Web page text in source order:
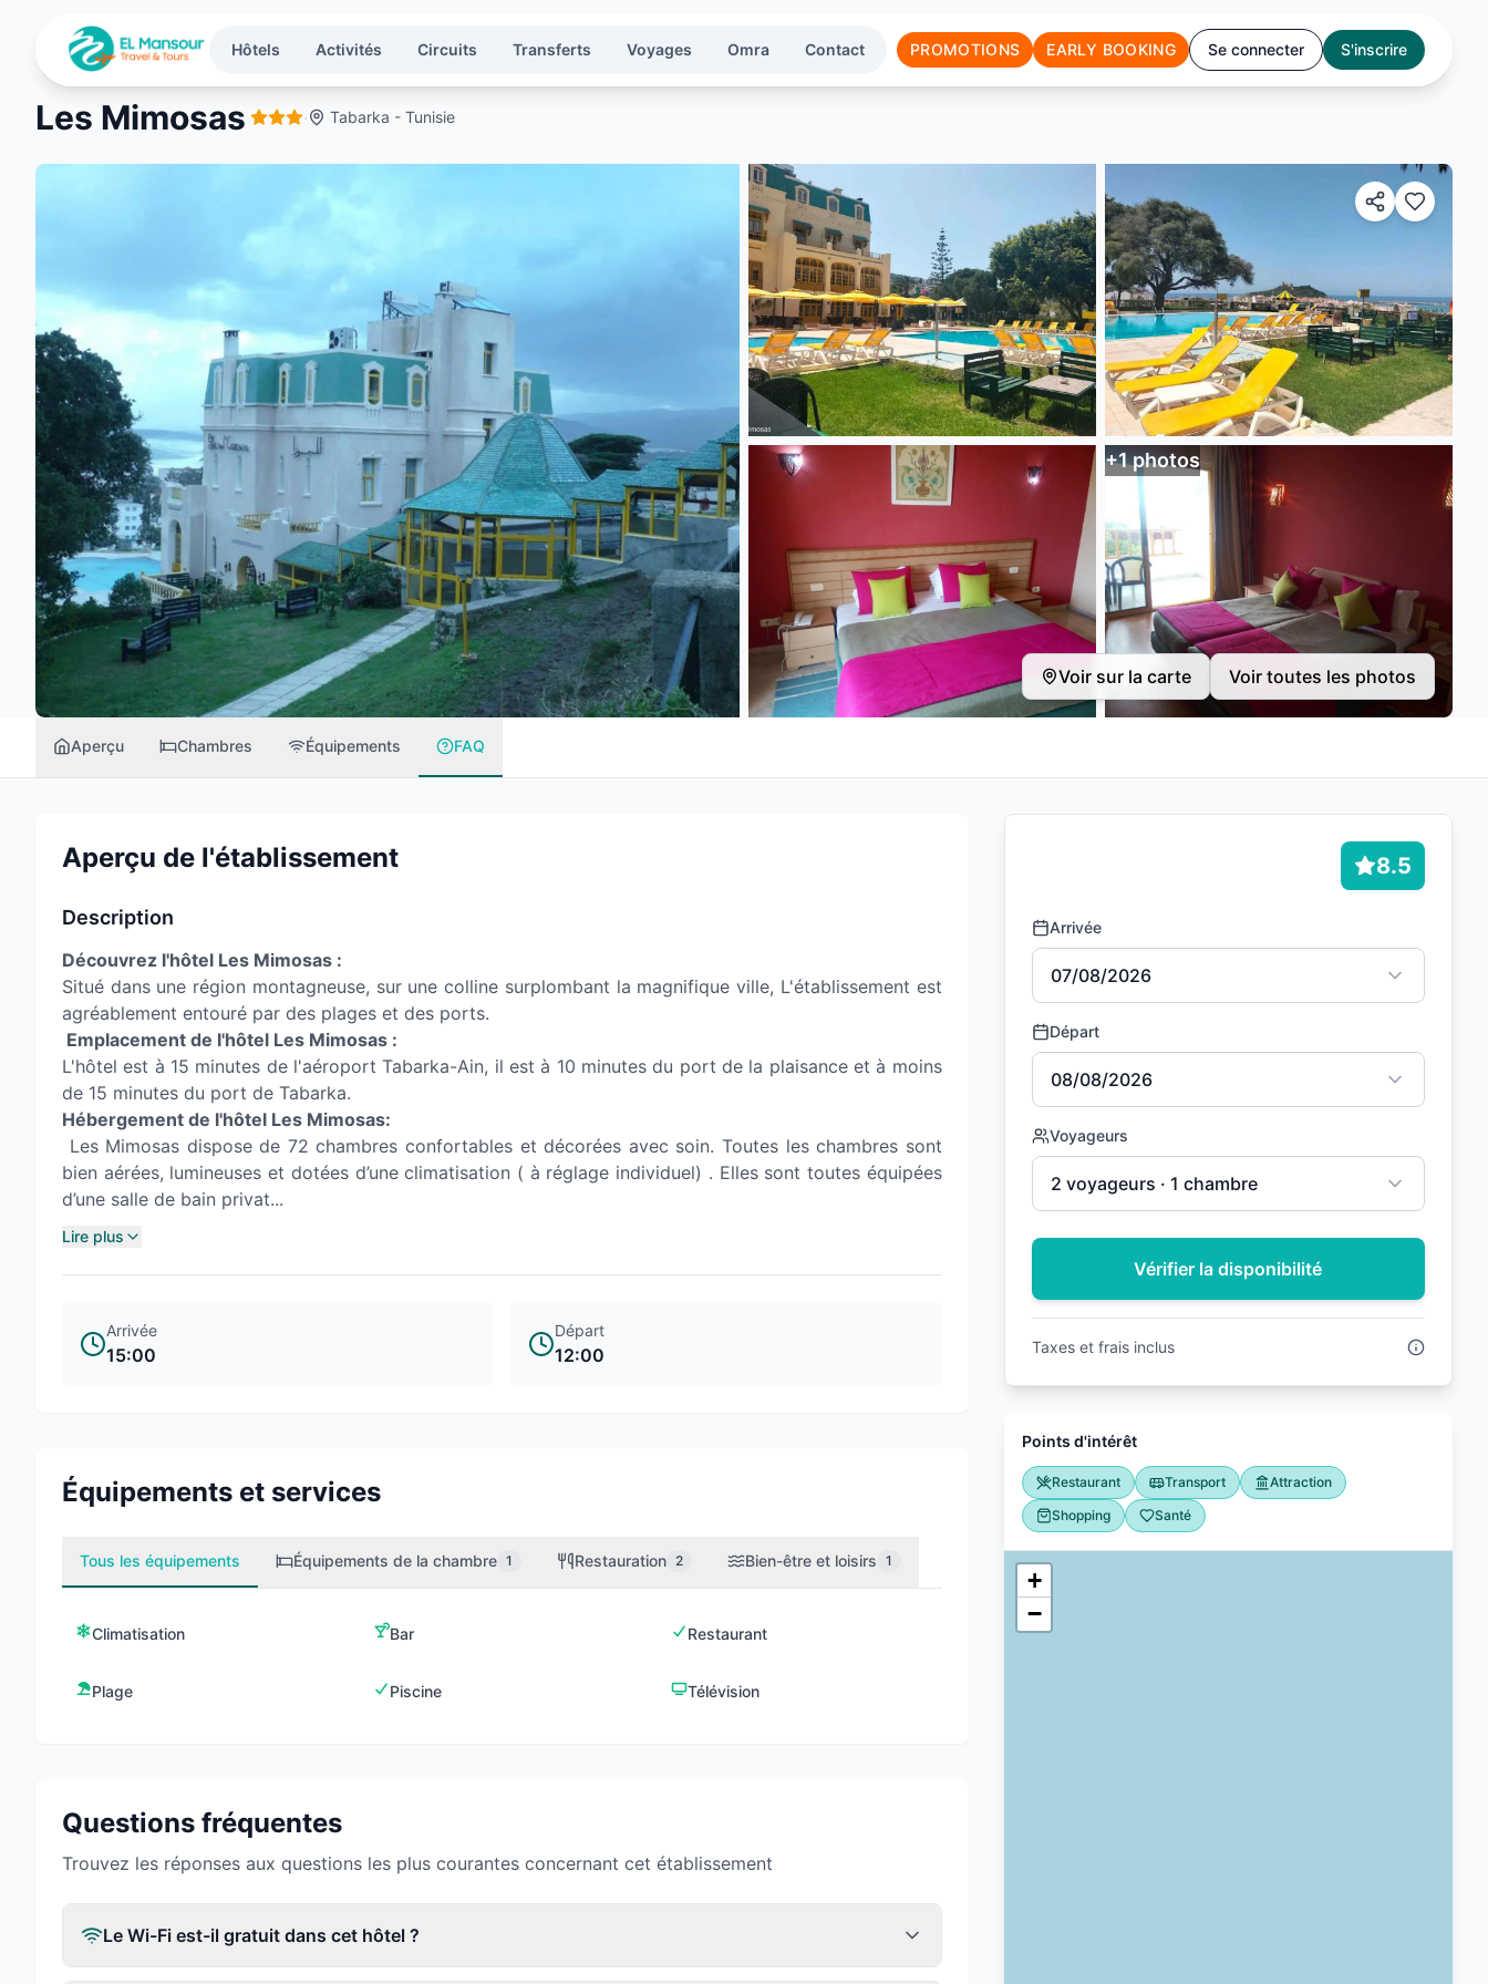
Hôtels Activités Circuits Transferts Voyages Omra Contact PROMOTIONS EARLY BOOKING Se connecter S'inscrire
Les Mimosas · Tabarka - Tunisie
+1photos
Voir sur la carte Voir toutes les photos
Aperçu Chambres Équipements FAQ
Aperçu de l'établissement
Description
Découvrez l'hôtel Les Mimosas :
Situé dans une région montagneuse, sur une colline surplombant la magnifique ville, L'établissement est
agréablement entouré par des plages et des ports.
Emplacement de l'hôtel Les Mimosas :
L'hôtel est à 15 minutes de l'aéroport Tabarka-Ain, il est à 10 minutes du port de la plaisance et à moins
de 15 minutes du port de Tabarka.
Hébergement de l'hôtel Les Mimosas:
Les Mimosas dispose de 72 chambres confortables et décorées avec soin. Toutes les chambres sont
bien aérées, lumineuses et dotées d’une climatisation ( à réglage individuel) . Elles sont toutes équipées
d’une salle de bain privat...
Lire plus
Arrivée
15:00
Départ
12:00
Équipements et services
Tous les équipements Équipements de la chambre 1 Restauration 2 Bien-être et loisirs 1
Climatisation Bar Restaurant
Plage Piscine Télévision
Questions fréquentes
Trouvez les réponses aux questions les plus courantes concernant cet établissement
Le Wi-Fi est-il gratuit dans cet hôtel ?
8.5
Arrivée
07/08/2026
Départ
08/08/2026
Voyageurs
2 voyageurs · 1 chambre
Vérifier la disponibilité
Taxes et frais inclus
Points d'intérêt
Restaurant Transport
Attraction
Shopping
Santé
+
−